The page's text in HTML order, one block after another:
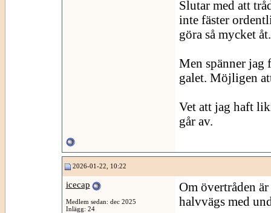
Slutar med att
inte fäster
göra så mycket åt.
Men spänner jag
galet. Möjligen
Vet att jag haft
går av.
2026-01-22, 10:22
icecap
Medlem sedan: dec 2025
Inlägg: 24
Om övertråden
halvvägs med